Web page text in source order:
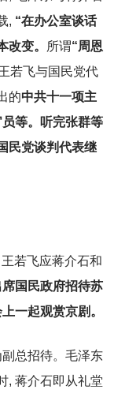
, “在办公室谈话
改变。
所谓“周恩
若飞与国民党代
的中共十一项主
等。听完张群等
民党谈判代表继
若飞应蒋介石和
席国民政府招待苏
一起观赏京剧。
总招待。毛泽东
, 蒋介石即从礼堂